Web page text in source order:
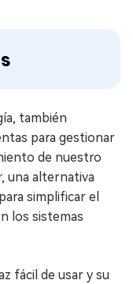
también
para gestionar
de nuestro
, una alternativa
simplificar el
los sistemas
fácil de usar y su